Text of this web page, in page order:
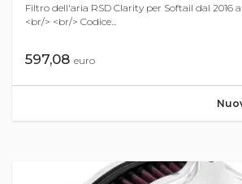
Filtro dell'aria RSD Clarity per Softail dal 2016
<br/> <br/> Codice...
597,08 euro